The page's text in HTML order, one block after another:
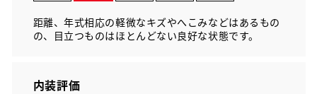
距離、年式相応の軽微なキズやへこみなどはあるもの
の、目立つものはほとんどない良好な状態です。
内装評価